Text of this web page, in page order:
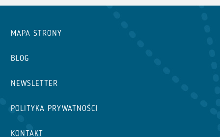
MAPA STRONY
BLOG
NEWSLETTER
POLITYKA PRYWATNOŚCI
KONTAKT